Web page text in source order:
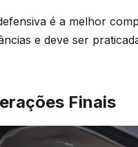
é a melhor
e deve ser
Finais